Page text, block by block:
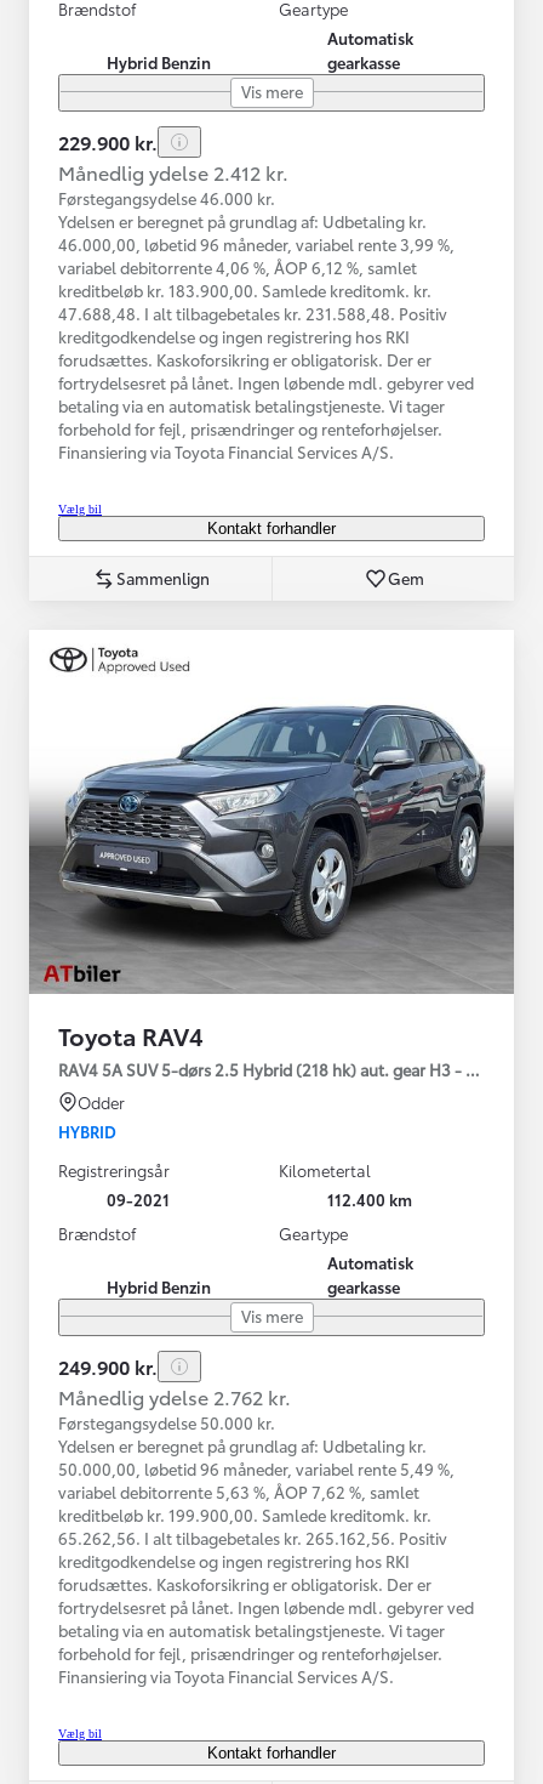
Brændstof
Hybrid Benzin
Geartype
Automatisk
gearkasse
Vis mere
229.900 kr.
Månedlig ydelse 2.412 kr.
Førstegangsydelse 46.000 kr.
Ydelsen er beregnet på grundlag af: Udbetaling kr.
46.000,00, løbetid 96 måneder, variabel rente 3,99 %,
variabel debitorrente 4,06 %, ÅOP 6,12 %, samlet
kreditbeløb kr. 183.900,00. Samlede kreditomk. kr.
47.688,48. I alt tilbagebetales kr. 231.588,48. Positiv
kreditgodkendelse og ingen registrering hos RKI
forudsættes. Kaskoforsikring er obligatorisk. Der er
fortrydelsesret på lånet. Ingen løbende mdl. gebyrer ved
betaling via en automatisk betalingstjeneste. Vi tager
forbehold for fejl, prisændringer og renteforhøjelser.
Finansiering via Toyota Financial Services A/S.
Vælg bil
Kontakt forhandler
Sammenlign Gem
Toyota RAV4
RAV4 5A SUV 5-dørs 2.5 Hybrid (218 hk) aut. gear H3 - Comfort
Odder
HYBRID
Registreringsår
09-2021
Kilometertal
112.400 km
Brændstof
Hybrid Benzin
Geartype
Automatisk
gearkasse
Vis mere
249.900 kr.
Månedlig ydelse 2.762 kr.
Førstegangsydelse 50.000 kr.
Ydelsen er beregnet på grundlag af: Udbetaling kr.
50.000,00, løbetid 96 måneder, variabel rente 5,49 %,
variabel debitorrente 5,63 %, ÅOP 7,62 %, samlet
kreditbeløb kr. 199.900,00. Samlede kreditomk. kr.
65.262,56. I alt tilbagebetales kr. 265.162,56. Positiv
kreditgodkendelse og ingen registrering hos RKI
forudsættes. Kaskoforsikring er obligatorisk. Der er
fortrydelsesret på lånet. Ingen løbende mdl. gebyrer ved
betaling via en automatisk betalingstjeneste. Vi tager
forbehold for fejl, prisændringer og renteforhøjelser.
Finansiering via Toyota Financial Services A/S.
Vælg bil
Kontakt forhandler